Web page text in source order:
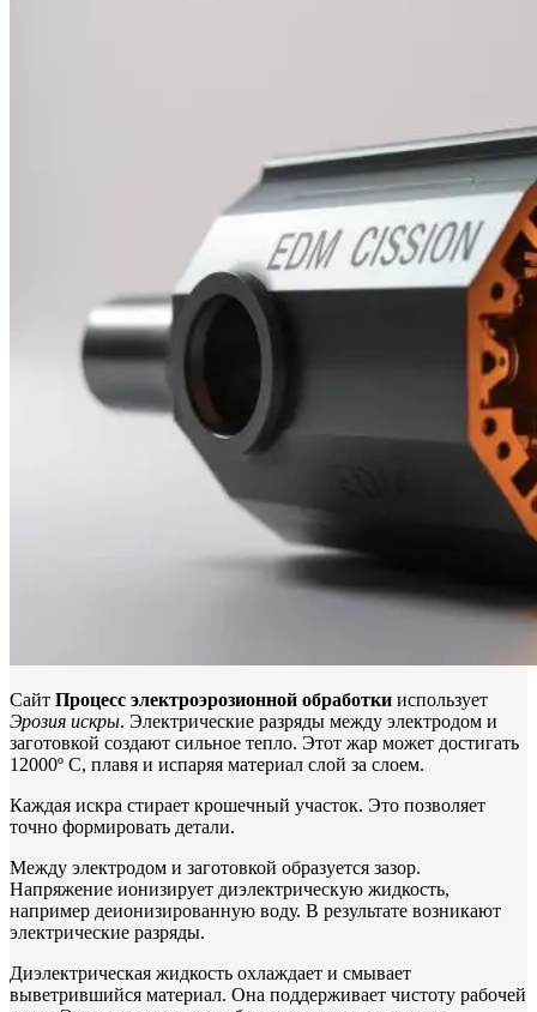
Сайт Процесс электроэрозионной обработки использует
Эрозия искры. Электрические разряды между электродом и
заготовкой создают сильное тепло. Этот жар может достигать
12000º C, плавя и испаряя материал слой за слоем.
Каждая искра стирает крошечный участок. Это позволяет
точно формировать детали.
Между электродом и заготовкой образуется зазор.
Напряжение ионизирует диэлектрическую жидкость,
например деионизированную воду. В результате возникают
электрические разряды.
Диэлектрическая жидкость охлаждает и смывает
выветрившийся материал. Она поддерживает чистоту рабочей